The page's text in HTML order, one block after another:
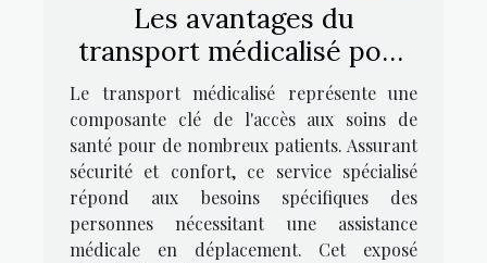
Les avantages du
transport médicalisé pour
les patients
Le transport médicalisé représente une
composante clé de l'accès aux soins de
santé pour de nombreux patients. Assurant
sécurité et confort, ce service spécialisé
répond aux besoins spécifiques des
personnes nécessitant une assistance
médicale en déplacement. Cet exposé